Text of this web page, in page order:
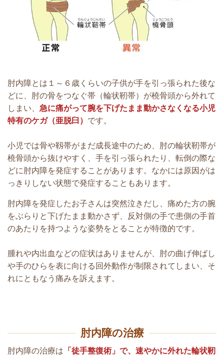
肘内障とは１～６歳くらいの子供が手を引っ張られた後な
どに、肘の骨をつなぐ帯（輪状靭帯）が橈骨頭から外れて
しまい、 急に痛がって腕を下げたまま動かさなくなる小児
特有のケガ（亜脱臼） です。
小児では骨や靱帯がまだ成長途中のため、肘の輪状靭帯が
橈骨頭から抜けやすく、手を引っ張られたり、転倒の際な
どに肘内障を発症することがあります。なかには原因がは
っきりしない状態で発症することもあります。
肘内障を発症したお子さんは突然泣きだし、痛めた方の腕
をぶらりと下げたまま動かさず、反対側の手で患側の手首
のあたりを持つような姿勢をとることが特徴的です。
腫れや内出血などの症状はありませんが、肘の曲げ伸ばし
や手のひらを表に向ける回外動作が制限されてしまい、そ
れにともなう痛みを訴えます。
肘内障の治療
肘内障の治療は 「徒手整復術」で、速やかに外れた輪状靭